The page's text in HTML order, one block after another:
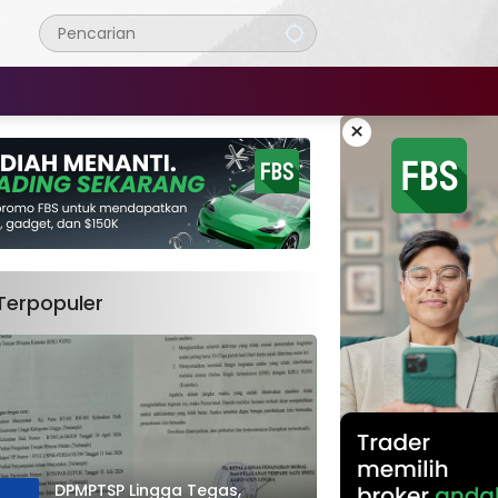
×
DPMPTSP Lingga Tegas,